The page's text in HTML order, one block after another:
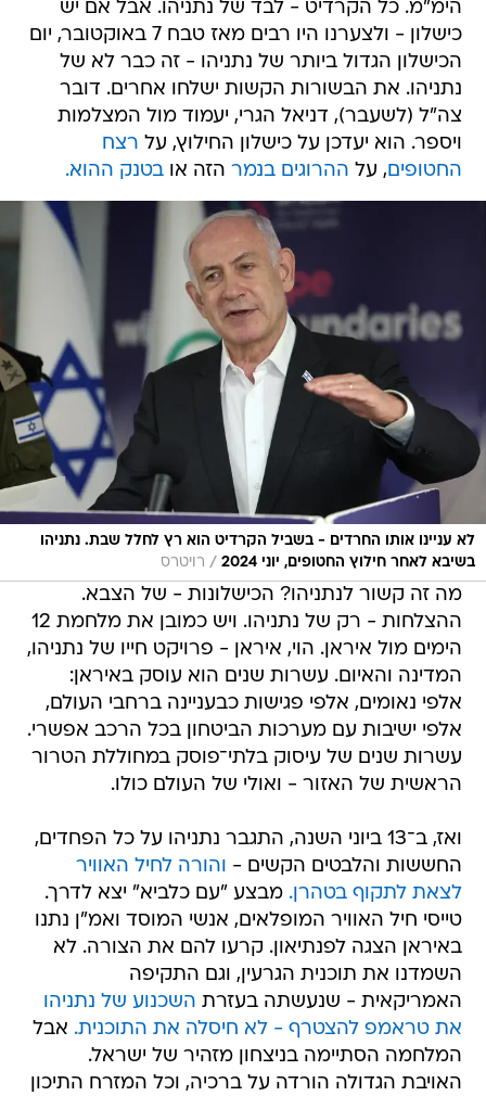
הימ"מ. כל הקרדיט - לבד של נתניהו. אבל אם יש
כישלון - ולצערנו היו רבים מאז טבח 7 באוקטובר, יום
הכישלון הגדול ביותר של נתניהו - זה כבר לא של
נתניהו. את הבשורות הקשות ישלחו אחרים. דובר
צה"ל (לשעבר), דניאל הגרי, יעמוד מול המצלמות
ויספר. הוא יעדכן על כישלון החילוץ, על רצח
החטופים, על ההרוגים בנמר הזה אובטנק ההוא.
לא עניינו אותו החרדים - בשביל הקרדיט הוא רץ לחלל שבת. נתניהו
בשיבא לאחר חילוץ החטופים, יוני 2024
/ רויטרס
מה זה קשור לנתניהו? הכישלונות - של הצבא.
ההצלחות - רק של נתניהו. ויש כמובן את מלחמת 12
הימים מול איראן. הוי, איראן - פרויקט חייו של נתניהו,
המדינה והאיום. עשרות שנים הוא עוסק באיראן:
אלפי נאומים, אלפי פגישות כבעניינה ברחבי העולם,
אלפי ישיבות עם מערכות הביטחון בכל הרכב אפשרי.
עשרות שנים של עיסוק בלתי־פוסק במחוללת הטרור
הראשית של האזור - ואולי של העולם כולו.
ואז, ב־13 ביוני השנה, התגבר נתניהו על כל הפחדים,
החששות והלבטים הקשים - והורה לחיל האוויר
לצאת לתקוף בטהרן. מבצע "עם כלביא" יצא לדרך.
טייסי חיל האוויר המופלאים, אנשי המוסד ואמ"ן נתנו
באיראן הצגה לפנתיאון. קרעו להם את הצורה. לא
השמדנו את תוכנית הגרעין, וגם התקיפה
האמריקאית - שנעשתה בעזרת השכנוע של נתניהו
את טראמפ להצטרף - לא חיסלה את התוכנית. אבל
המלחמה הסתיימה בניצחון מזהיר של ישראל.
האויבת הגדולה הורדה על ברכיה, וכל המזרח התיכון